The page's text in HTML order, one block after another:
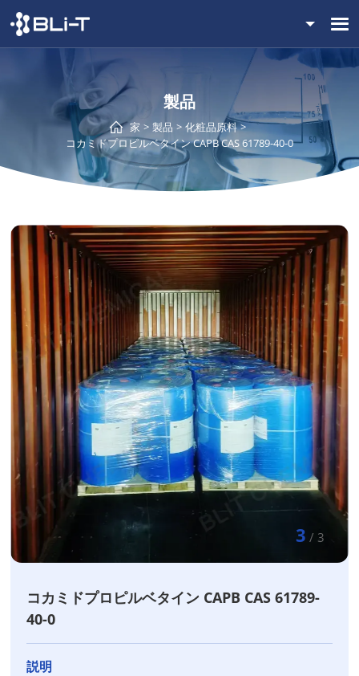
製品
家 製品
化粧品原料
コカミドプロピルベタイン CAPB CAS 61789-40-0
3 / 3
コカミドプロピルベタイン CAPB CAS 61789-
40-0
説明